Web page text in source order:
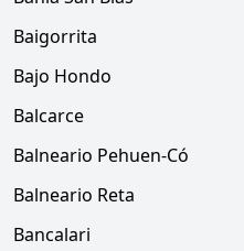
Baigorrita
Bajo Hondo
Balcarce
Balneario Pehuen-Có
Balneario Reta
Bancalari